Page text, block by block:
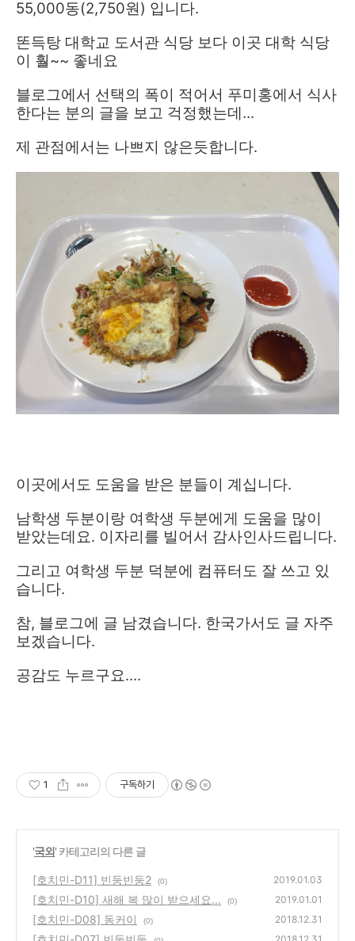
55,000동(2,750원) 입니다.
똔득탕 대학교 도서관 식당 보다 이곳 대학 식당
이 훨~~ 좋네요
블로그에서 선택의 폭이 적어서 푸미홍에서 식사
한다는 분의 글을 보고 걱정했는데...
제 관점에서는 나쁘지 않은듯합니다.
이곳에서도 도움을 받은 분들이 계십니다.
남학생 두분이랑 여학생 두분에게 도움을 많이
받았는데요. 이자리를 빌어서 감사인사드립니다.
그리고 여학생 두분 덕분에 컴퓨터도 잘 쓰고 있
습니다.
참, 블로그에 글 남겼습니다. 한국가서도 글 자주
보겠습니다.
공감도 누르구요....
1 구독하기
'국외' 카테고리의 다른 글
[호치민-D11] 빈둥빈둥2 (0) 2019.01.03
[호치민-D10] 새해 복 많이 받으세요... (0) 2019.01.01
[호치민-D08] 동커이 (0) 2018.12.31